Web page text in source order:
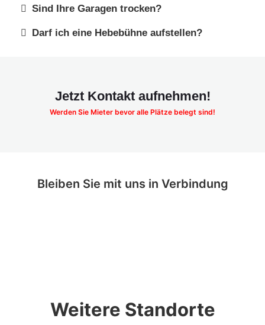
Sind Ihre Garagen trocken?
Darf ich eine Hebebühne aufstellen?
Jetzt Kontakt aufnehmen!
Werden Sie Mieter bevor alle Plätze belegt sind!
Bleiben Sie mit uns in Verbindung
Weitere Standorte